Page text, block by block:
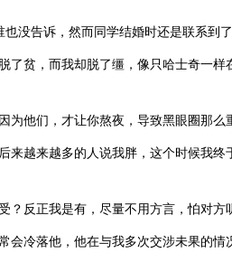
没告诉，然而同学结婚时还是联系到了
了贫，而我却脱了缰，像只哈士奇一样
他们，才让你熬夜，导致黑眼圈那么
来越来越多的人说我胖，这个时候我终
反正我是有，尽量不用方言，怕对方
会冷落他，他在与我多次交涉未果的情